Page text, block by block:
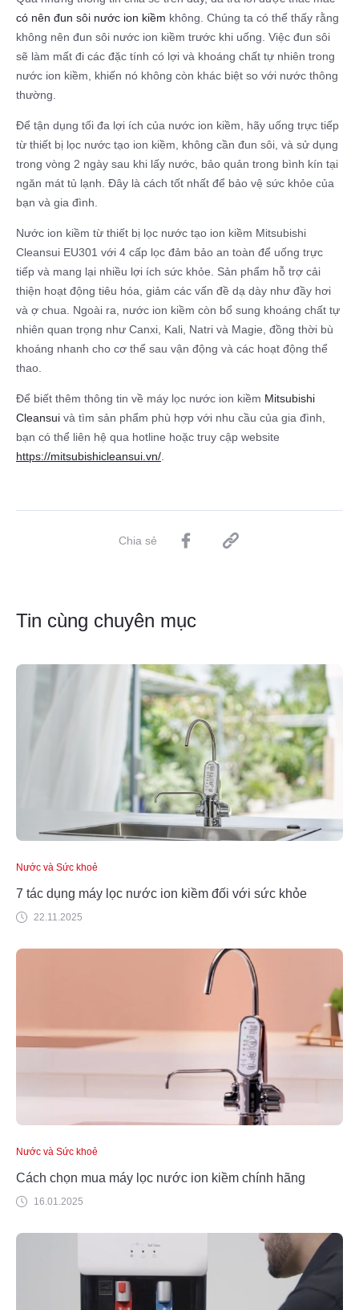
có nên đun sôi nước ion kiềm không. Chúng ta có thể thấy rằng
không nên đun sôi nước ion kiềm trước khi uống. Việc đun sôi
sẽ làm mất đi các đặc tính có lợi và khoáng chất tự nhiên trong
nước ion kiềm, khiến nó không còn khác biệt so với nước thông
thường.
Để tận dụng tối đa lợi ích của nước ion kiềm, hãy uống trực tiếp
từ thiết bị lọc nước tạo ion kiềm, không cần đun sôi, và sử dụng
trong vòng 2 ngày sau khi lấy nước, bảo quản trong bình kín tại
ngăn mát tủ lạnh. Đây là cách tốt nhất để bảo vệ sức khỏe của
bạn và gia đình.
Nước ion kiềm từ thiết bị lọc nước tạo ion kiềm Mitsubishi
Cleansui EU301 với 4 cấp lọc đảm bảo an toàn để uống trực
tiếp và mang lại nhiều lợi ích sức khỏe. Sản phẩm hỗ trợ cải
thiện hoạt động tiêu hóa, giảm các vấn đề dạ dày như đầy hơi
và ợ chua. Ngoài ra, nước ion kiềm còn bổ sung khoáng chất tự
nhiên quan trọng như Canxi, Kali, Natri và Magie, đồng thời bù
khoáng nhanh cho cơ thể sau vận động và các hoạt động thể
thao.
Để biết thêm thông tin về máy lọc nước ion kiềm Mitsubishi
Cleansui và tìm sản phẩm phù hợp với nhu cầu của gia đình,
bạn có thể liên hệ qua hotline hoặc truy cập website
https://mitsubishicleansui.vn/
Chia sẻ
Tin cùng chuyên mục
Nước và Sức khoẻ
7 tác dụng máy lọc nước ion kiềm đối với sức khỏe
22.11.2025
Nước và Sức khoẻ
Cách chọn mua máy lọc nước ion kiềm chính hãng
16.01.2025